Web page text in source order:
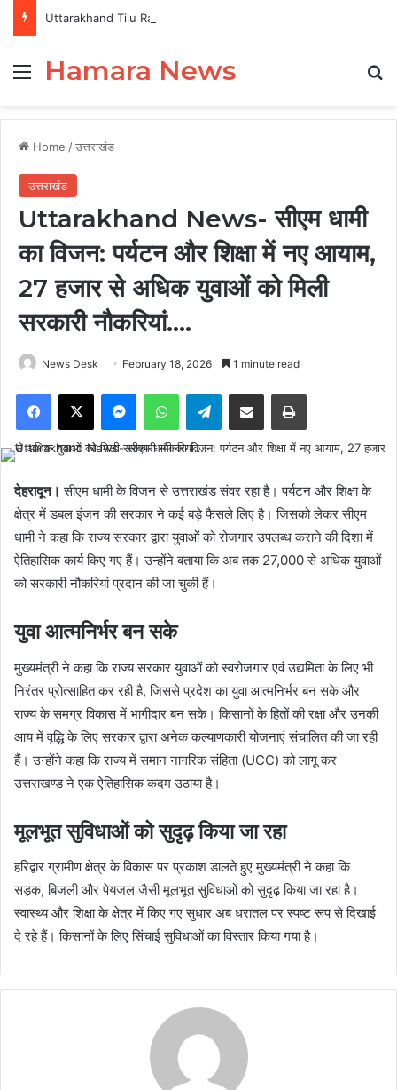
MenuHamara News
Home /उत्तराखंड
उत्तराखंड
Uttarakhand News- सीएम धामी
का विजन: पर्यटन और शिक्षा में नए आयाम,
27 हजार से अधिक युवाओं को मिली
सरकारी नौकरियां….
News Desk February 18, 2026 1 minute read
Facebook
X MessengerWhatsAppTelegramShare via Email Print
देहरादून।सीएम धामी के विजन से उत्तराखंड संवर रहा है। पर्यटन और शिक्षा के
क्षेत्र में डबल इंजन की सरकार ने कई बड़े फैसले लिए है। जिसको लेकर सीएम
धामी ने कहा कि राज्य सरकार द्वारा युवाओं को रोजगार उपलब्ध कराने की दिशा में
ऐतिहासिक कार्य किए गए हैं। उन्होंने बताया कि अब तक 27,000 से अधिक युवाओं
को सरकारी नौकरियां प्रदान की जा चुकी हैं।
युवा आत्मनिर्भर बन सके
मुख्यमंत्री ने कहा कि राज्य सरकार युवाओं को स्वरोजगार एवं उद्यमिता के लिए भी
निरंतर प्रोत्साहित कर रही है, जिससे प्रदेश का युवा आत्मनिर्भर बन सके और
राज्य के समग्र विकास में भागीदार बन सके। किसानों के हितों की रक्षा और उनकी
आय में वृद्धि के लिए सरकार द्वारा अनेक कल्याणकारी योजनाएं संचालित की जा रही
हैं। उन्होंने कहा कि राज्य में समान नागरिक संहिता (UCC) को लागू कर
उत्तराखण्ड ने एक ऐतिहासिक कदम उठाया है।
मूलभूत सुविधाओं को सुदृढ़ किया जा रहा
हरिद्वार ग्रामीण क्षेत्र के विकास पर प्रकाश डालते हुए मुख्यमंत्री ने कहा कि
सड़क, बिजली और पेयजल जैसी मूलभूत सुविधाओं को सुदृढ़ किया जा रहा है।
स्वास्थ्य और शिक्षा के क्षेत्र में किए गए सुधार अब धरातल पर स्पष्ट रूप से दिखाई
दे रहे हैं। किसानों के लिए सिंचाई सुविधाओं का विस्तार किया गया है।